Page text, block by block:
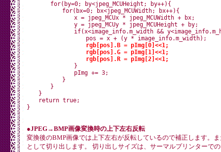
for(by=0; by<jpeg_MCUHeight; by++){
for(bx=0; bx<jpeg_MCUWidth; bx++){
x = jpeg_MCUx * jpeg_MCUWidth + bx;
y = jpeg_MCUy * jpeg_MCUHeight + by;
if(x<image_info.m_width &&
pos = x + (y * image_info.m_width);
rgb[pos].B = pImg[0]<<1;
rgb[pos].G = pImg[1]<<1;
rgb[pos].R = pImg[2]<<1;
}
pImg += 3;
}
}
}
return true;
●JPEG→BMP画像変換時の上下左右反転
変換後のBMP画像では上下左右が反転しているので補正します。
として切り出します。 切り出しサイズは、サーマルプリンターで